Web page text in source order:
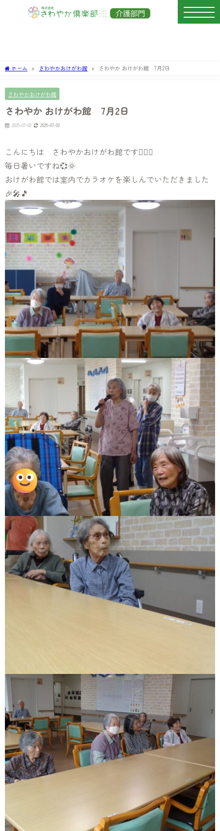
ホーム さわやかおけがわ館 さわやか おけがわ館 7月2日
さわやかおけがわ館
さわやか おけがわ館 7月2日
2025-07-02 2025-07-02
こんにちは さわやかおけがわ館です💁‍♀️✨
毎日暑いですね💞🌞
おけがわ館では室内でカラオケを楽しんでいただきました
🎉🎤🎵